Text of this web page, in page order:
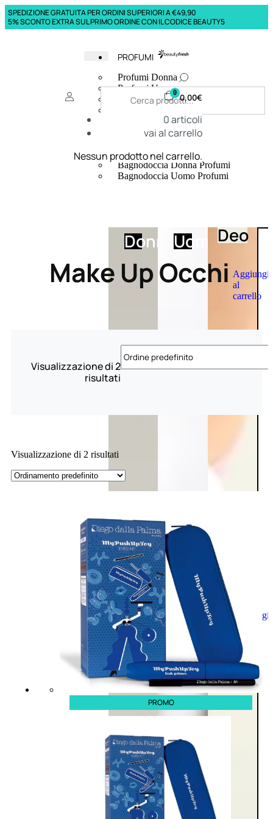
SPEDIZIONE GRATUITA PER ORDINI SUPERIORI A €49,90
5% SCONTO EXTRA SUL PRIMO ORDINE CON IL CODICE BEAUTY5
PROFUMI
Profumi Donna
Profumi Uomo
Deodoranti Donna
Corpo Donna
Corpo Uomo
Creme Mani
Bagnodoccia Donna Profumi
Bagnodoccia Uomo Profumi
DonnaUomoDeo
Aggiungi
al
carrello
Aggiungi
al
carrello
0 0,00€
0articoli
vai al carrello
Nessun prodotto nel carrello.
Make Up Occhi
Visualizzazione di 2
risultati
Visualizzazione di 2 risultati
PROMO